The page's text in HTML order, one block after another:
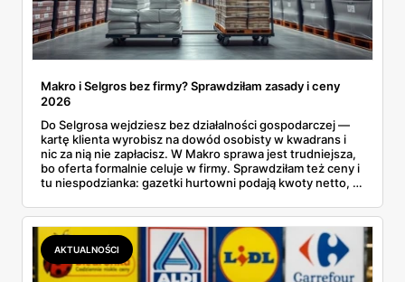
Makro i Selgros bez firmy? Sprawdziłam zasady i ceny
2026
Do Selgrosa wejdziesz bez działalności gospodarczej —
kartę klienta wyrobisz na dowód osobisty w kwadrans i
nic za nią nie zapłacisz. W Makro sprawa jest trudniejsza,
bo oferta formalnie celuje w firmy. Sprawdziłam też ceny i
tu niespodzianka: gazetki hurtowni podają kwoty netto, a
zawsze wygrywa — ta sama kawa ziarnista kosztuje w
Makro ponad dwa razy więcej niż w weekendowej
promocji dyskontu.
AKTUALNOŚCI